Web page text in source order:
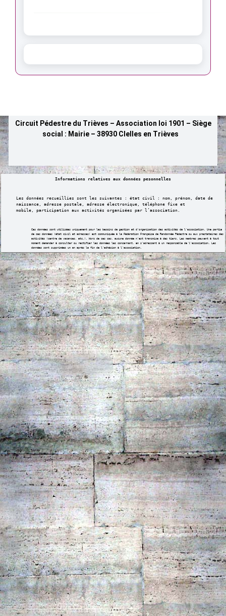
Circuit Pédestre du Trièves – Association loi 1901 – Siège
social : Mairie – 38930 Clelles en Trièves
Informations relatives aux données pesonnelles
Les données recueillies sont les suivantes : état civil : nom, prénom, date de
naissance, adresse postale, adresse électronique, téléphone fixe et
mobile, participation aux activités organisées par l’association.
Ces données sont utilisées uniquement pour les besoins de gestion et d’organisation des activités de l’association. Une partie
de ces données (état civil et adresses) est communiquée à la Fédération Française de Randonnée Pédestre ou aux prestataires des
activités (centre de vacances, etc.). Hors de ces cas, aucune donnée n’est transmise à des tiers. Les membres peuvent à tout
moment demander à consulter ou rectifier les données les concernant, en s’adressant à un responsable de l’association. Les
données sont supprimées un an après la fin de l’adhésion à l’association.